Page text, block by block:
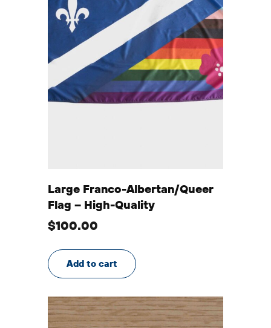
Large Franco-Albertan/Queer
Flag – High-Quality
$100.00
Add to cart